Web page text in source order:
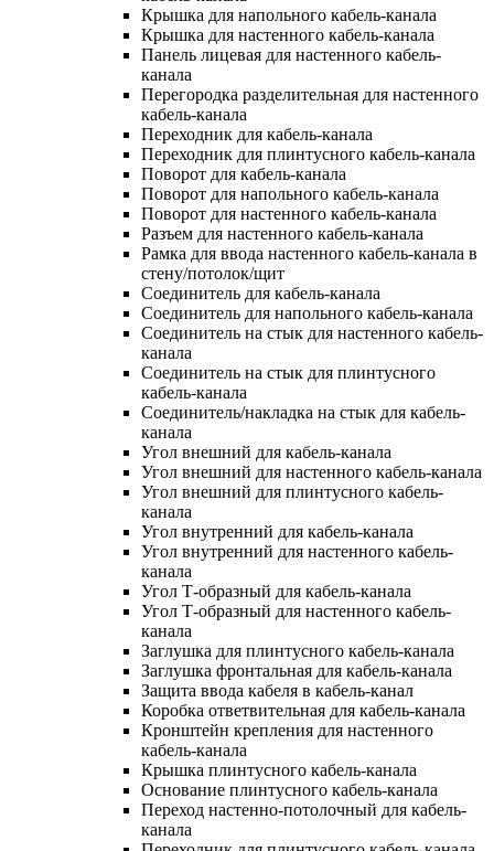
Крышка для напольного кабель-канала
Крышка для настенного кабель-канала
Панель лицевая для настенного кабель-
канала
Перегородка разделительная для настенного
кабель-канала
Переходник для кабель-канала
Переходник для плинтусного кабель-канала
Поворот для кабель-канала
Поворот для напольного кабель-канала
Поворот для настенного кабель-канала
Разъем для настенного кабель-канала
Рамка для ввода настенного кабель-канала в
стену/потолок/щит
Соединитель для кабель-канала
Соединитель для напольного кабель-канала
Соединитель на стык для настенного кабель-
канала
Соединитель на стык для плинтусного
кабель-канала
Соединитель/накладка на стык для кабель-
канала
Угол внешний для кабель-канала
Угол внешний для настенного кабель-канала
Угол внешний для плинтусного кабель-
канала
Угол внутренний для кабель-канала
Угол внутренний для настенного кабель-
канала
Угол Т-образный для кабель-канала
Угол Т-образный для настенного кабель-
канала
Заглушка для плинтусного кабель-канала
Заглушка фронтальная для кабель-канала
Защита ввода кабеля в кабель-канал
Коробка ответвительная для кабель-канала
Кронштейн крепления для настенного
кабель-канала
Крышка плинтусного кабель-канала
Основание плинтусного кабель-канала
Переход настенно-потолочный для кабель-
канала